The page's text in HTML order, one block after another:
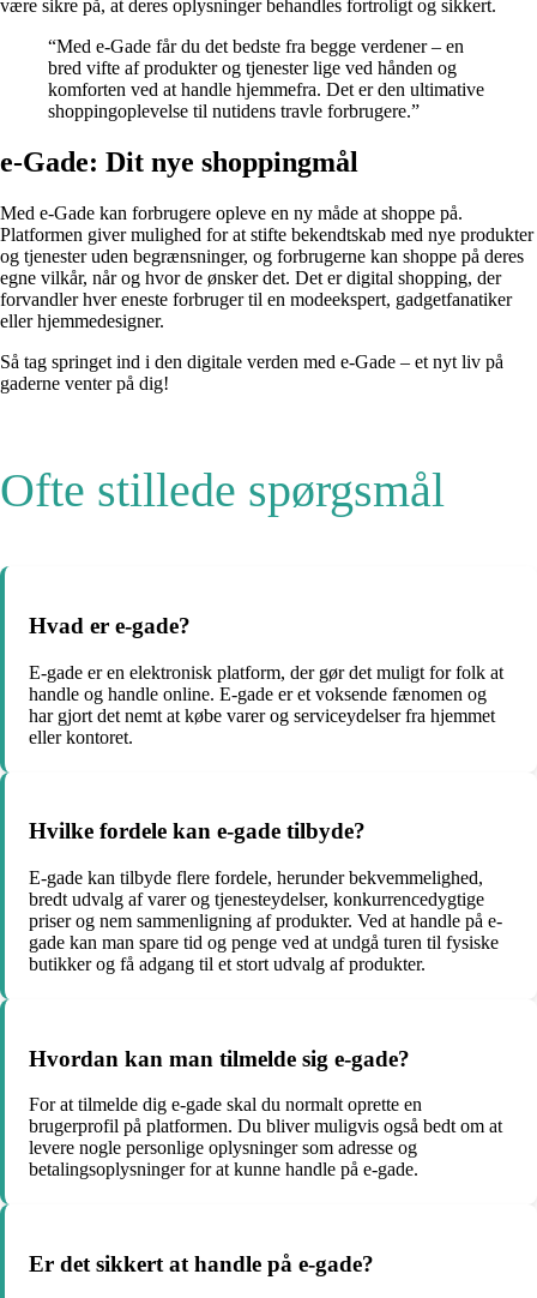
være sikre på, at deres oplysninger behandles fortroligt og sikkert.
“Med e-Gade får du det bedste fra begge verdener – en
bred vifte af produkter og tjenester lige ved hånden og
komforten ved at handle hjemmefra. Det er den ultimative
shoppingoplevelse til nutidens travle forbrugere.”
e-Gade: Dit nye shoppingmål
Med e-Gade kan forbrugere opleve en ny måde at shoppe på.
Platformen giver mulighed for at stifte bekendtskab med nye produkter
og tjenester uden begrænsninger, og forbrugerne kan shoppe på deres
egne vilkår, når og hvor de ønsker det. Det er digital shopping, der
forvandler hver eneste forbruger til en modeekspert, gadgetfanatiker
eller hjemmedesigner.
Så tag springet ind i den digitale verden med e-Gade – et nyt liv på
gaderne venter på dig!
Ofte stillede spørgsmål
Hvad er e-gade?
E-gade er en elektronisk platform, der gør det muligt for folk at
handle og handle online. E-gade er et voksende fænomen og
har gjort det nemt at købe varer og serviceydelser fra hjemmet
eller kontoret.
Hvilke fordele kan e-gade tilbyde?
E-gade kan tilbyde flere fordele, herunder bekvemmelighed,
bredt udvalg af varer og tjenesteydelser, konkurrencedygtige
priser og nem sammenligning af produkter. Ved at handle på e-
gade kan man spare tid og penge ved at undgå turen til fysiske
butikker og få adgang til et stort udvalg af produkter.
Hvordan kan man tilmelde sig e-gade?
For at tilmelde dig e-gade skal du normalt oprette en
brugerprofil på platformen. Du bliver muligvis også bedt om at
levere nogle personlige oplysninger som adresse og
betalingsoplysninger for at kunne handle på e-gade.
Er det sikkert at handle på e-gade?